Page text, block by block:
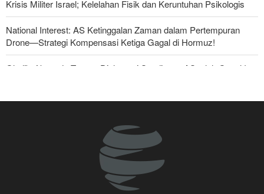
Krisis Militer Israel; Kelelahan Fisik dan Keruntuhan Psikologis
National Interest: AS Ketinggalan Zaman dalam Pertempuran
Drone—Strategi Kompensasi Ketiga Gagal di Hormuz!
Ghalibaf kepada Trump: Diplomasi Sandiwara AS telah Gagal !
The Economist: Kesepakatan dengan Iran Opsi Realistis Akhiri
Yahya Saree: Kami Hancurkan Posisi Pasukan Bayaran Saudi
dengan Rudal Balistik dan Drone